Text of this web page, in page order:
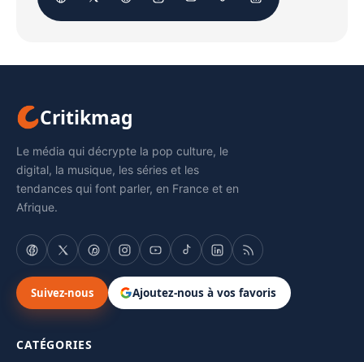
Critikmag
Le média qui décrypte la pop culture, le
digital, la musique, les séries et les
tendances qui font parler, en France et en
Afrique.
Suivez-nous Ajoutez-nous à vos favoris
CATÉGORIES